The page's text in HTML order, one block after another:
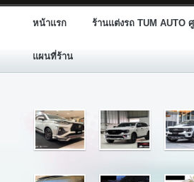
หน้าแรก ร้านแต่งรถ TUM AUTO
แผนที่ร้าน